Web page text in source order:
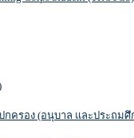
กครอง (อนุบาล และประถมศึ